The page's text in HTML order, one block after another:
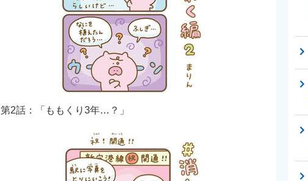
第2話：「ももくり3年…？」